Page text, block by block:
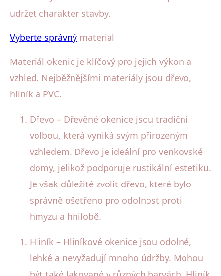
udržet charakter stavby.
Vyberte správný materiál
Materiál okenic je klíčový pro jejich výkon a
vzhled. Nejběžnějšími materiály jsou dřevo,
hliník a PVC.
Dřevo – Dřevěné okenice jsou tradiční
volbou, která vyniká svým přirozeným
vzhledem. Dřevo je ideální pro venkovské
domy, jelikož podporuje rustikální estetiku.
Je však důležité zvolit dřevo, které bylo
správně ošetřeno pro odolnost proti
hmyzu a hnilobě.
Hliník – Hliníkové okenice jsou odolné,
lehké a nevyžadují mnoho údržby. Mohou